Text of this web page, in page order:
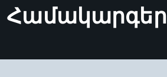
Համակարգեր